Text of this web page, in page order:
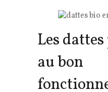
Les
au bon